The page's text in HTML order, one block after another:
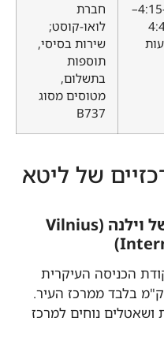
כ-4:15–
חברת
לואו-קוסט;
שירות בסיסי,
תוספות
בתשלום,
מטוסים מסוג
B737
של ליטא
נמל התעופה הבינלאומי של וילנה (Vilnius
הכניסה העיקרית
ושאטלים נוחים למרכז